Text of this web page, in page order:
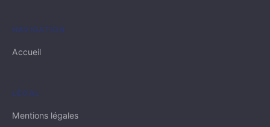
NAVIGATION
Accueil
LÉGAL
Mentions légales